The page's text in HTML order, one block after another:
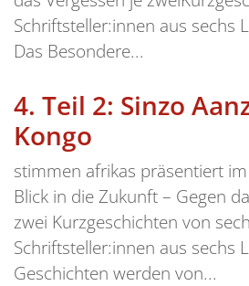
Schriftsteller:innen aus sechs
Das Besondere...
4. Teil 2: Sinzo
Kongo
stimmen afrikas präsentiert
Blick in die Zukunft – Gegen
zwei Kurzgeschichten von
Schriftsteller:innen aus sechs
Geschichten werden von...